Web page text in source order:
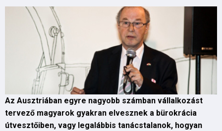
Az Ausztriában egyre nagyobb számban vállalkozást
tervező magyarok gyakran elvesznek a bürokrácia
útvesztőiben, vagy legalábbis tanácstalanok, hogyan